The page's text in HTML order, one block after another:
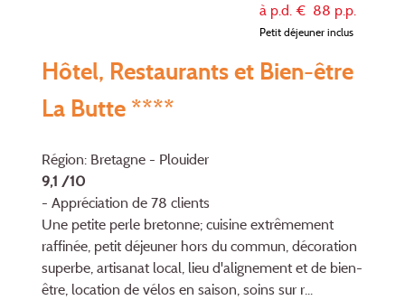
à p.d. € 88 p.p.
Petit déjeuner inclus
Hôtel, Restaurants et Bien-être
La Butte ****
Région: Bretagne - Plouider
9,1 /10
- Appréciation de 78 clients
Une petite perle bretonne; cuisine extrêmement
raffinée, petit déjeuner hors du commun, décoration
superbe, artisanat local, lieu d'alignement et de bien-
être, location de vélos en saison, soins sur r...